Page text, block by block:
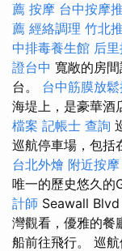
薦 按摩 台中按摩
薦 經絡調理 竹北
中排毒養生館 后
證台中 寬敞的房
台。 台中筋膜放
海堤上，是豪華酒
檔案 記帳士 查詢
巡航停車場，包括
台北外燴 附近按摩
唯一的歷史悠久
計師 Seawall Blvd
灣觀看，優雅的餐
船前往飛行。 巡